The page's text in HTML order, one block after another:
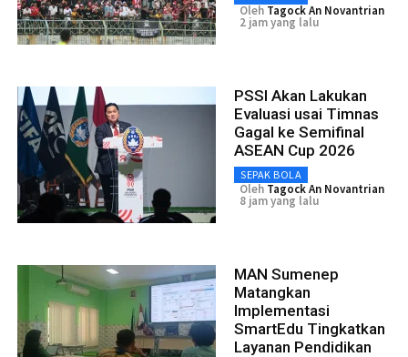
Oleh Tagock An Novantrian
2 jam yang lalu
PSSI Akan Lakukan
Evaluasi usai Timnas
Gagal ke Semifinal
ASEAN Cup 2026
SEPAK BOLA
Oleh Tagock An Novantrian
8 jam yang lalu
MAN Sumenep
Matangkan
Implementasi
SmartEdu Tingkatkan
Layanan Pendidikan